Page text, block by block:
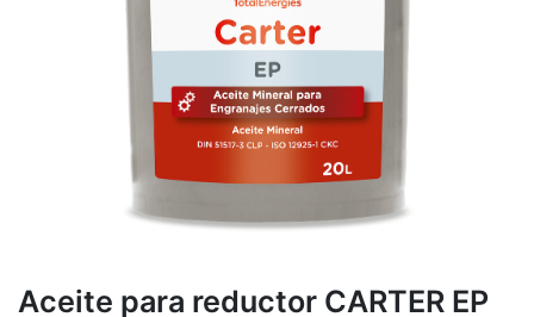
Aceite para reductor CARTER EP